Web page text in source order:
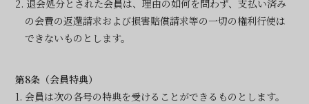
2. 退会処分とされた会員は、理由の如何を問わず、支払い済み
の会費の返還請求および損害賠償請求等の一切の権利行使は
できないものとします。
第8条（会員特典）
1. 会員は次の各号の特典を受けることができるものとします。